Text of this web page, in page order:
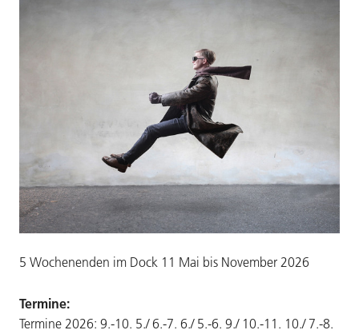
5 Wochenenden im Dock 11 Mai bis November 2026
Termine:
Termine 2026: 9.-10. 5./ 6.-7. 6./ 5.-6. 9./ 10.-11. 10./ 7.-8.